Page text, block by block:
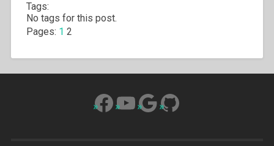
Tags:
No tags for this post.
Pages: 1 2
Facebook
YouTube
Google
GitHub